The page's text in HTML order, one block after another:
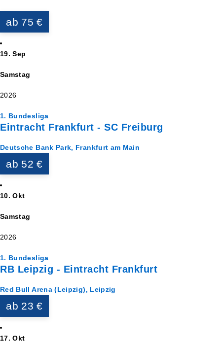
ab 75 €
19. Sep
Samstag
2026
1. Bundesliga
Eintracht Frankfurt - SC Freiburg
Deutsche Bank Park, Frankfurt am Main
ab 52 €
10. Okt
Samstag
2026
1. Bundesliga
RB Leipzig - Eintracht Frankfurt
Red Bull Arena (Leipzig), Leipzig
ab 23 €
17. Okt